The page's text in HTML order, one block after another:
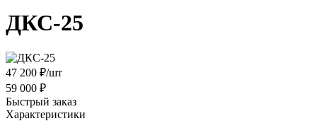
ДКС-25
47 200 ₽/шт
59 000 ₽
Быстрый заказ
Характеристики